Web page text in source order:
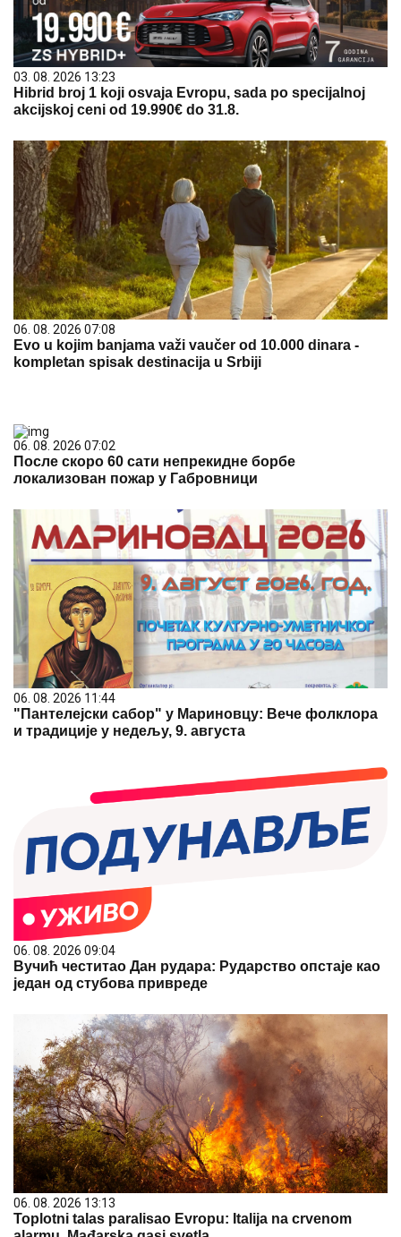
03. 08. 2026 13:23
Hibrid broj 1 koji osvaja Evropu, sada po specijalnoj
akcijskoj ceni od 19.990€ do 31.8.
06. 08. 2026 07:08
Evo u kojim banjama važi vaučer od 10.000 dinara -
kompletan spisak destinacija u Srbiji
06. 08. 2026 07:02
После скоро 60 сати непрекидне борбе
локализован пожар у Габровници
06. 08. 2026 11:44
"Пантелејски сабор" у Мариновцу: Вече фолклора
и традиције у недељу, 9. августа
06. 08. 2026 09:04
Вучић честитао Дан рудара: Рударство опстаје као
један од стубова привреде
06. 08. 2026 13:13
Toplotni talas paralisao Evropu: Italija na crvenom